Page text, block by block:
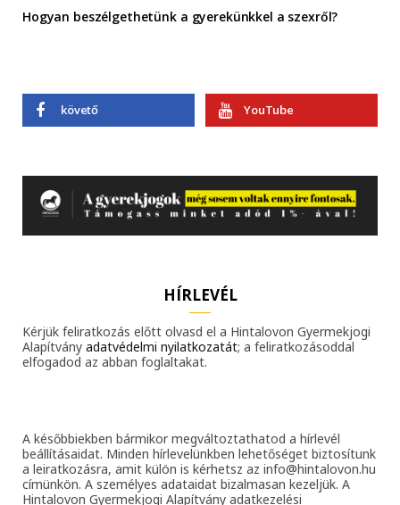
Hogyan beszélgethetünk a gyerekünkkel a szexről?
követő YouTube
HÍRLEVÉL
Kérjük feliratkozás előtt olvasd el a Hintalovon Gyermekjogi
Alapítvány adatvédelmi nyilatkozatát; a feliratkozásoddal
elfogadod az abban foglaltakat.
A későbbiekben bármikor megváltoztathatod a hírlevél
beállításaidat. Minden hírlevelünkben lehetőséget biztosítunk
a leiratkozásra, amit külön is kérhetsz az info@hintalovon.hu
címünkön. A személyes adataidat bizalmasan kezeljük. A
Hintalovon Gyermekjogi Alapítvány adatkezelési